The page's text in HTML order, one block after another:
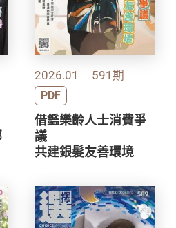
2026.01 591期
PDF
借鑑樂齡人士消費爭
議
共建銀髮友善環境